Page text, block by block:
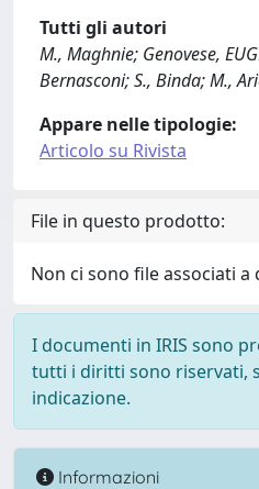
Tutti gli autori
M., Maghnie; Genovese,
Bernasconi; S., Binda; M.,
Appare nelle tipologie:
Articolo su Rivista
File in questo prodotto:
Non ci sono file associati
I documenti in IRIS sono
tutti i diritti sono riservati,
indicazione.
Informazioni